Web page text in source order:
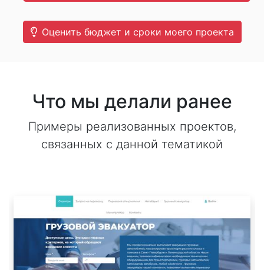
Оценить бюджет и сроки моего проекта
Что мы делали ранее
Примеры реализованных проектов,
связанных с данной тематикой